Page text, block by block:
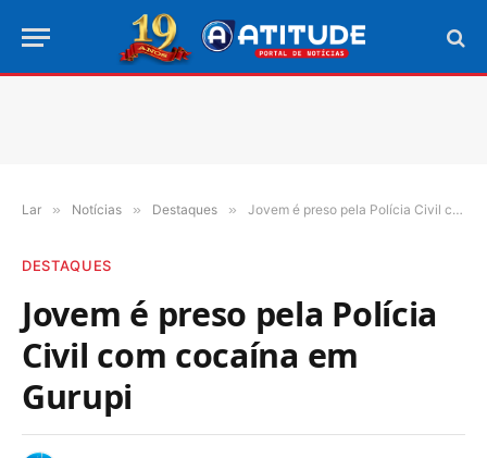
Lar » Notícias » Destaques » Jovem é preso pela Polícia Civil com cocaína em Gurupi
DESTAQUES
Jovem é preso pela Polícia
Civil com cocaína em
Gurupi